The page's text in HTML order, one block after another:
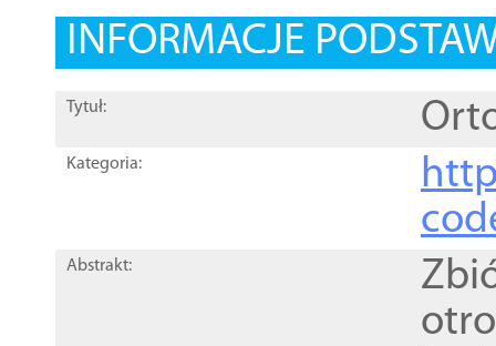
INFORMACJE
Tytuł:
Kategoria:
Abstrakt: